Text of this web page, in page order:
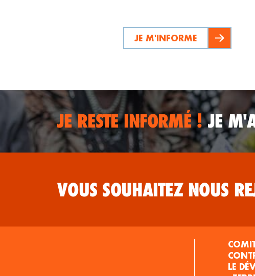
JE M'INFORME
JE RESTE INFORMÉ !JE
VOUS SOUHAITEZ NOUS
LE